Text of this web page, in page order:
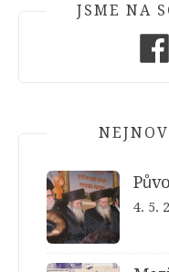
JSME NA
4. 5.